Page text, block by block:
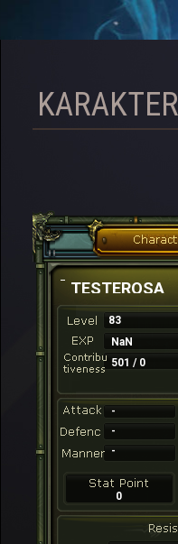
TESTEROSA
83
NaN
501 / 0
-
-
-
0